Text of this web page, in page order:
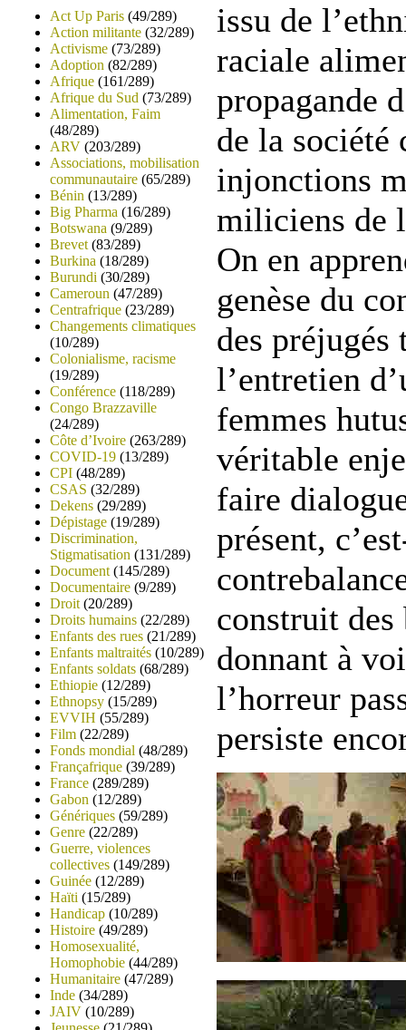
Act Up Paris (49/289)
Action militante (32/289)
Activisme (73/289)
Adoption (82/289)
Afrique (161/289)
Afrique du Sud (73/289)
Alimentation, Faim
(48/289)
ARV (203/289)
Associations, mobilisation
communautaire (65/289)
Bénin (13/289)
Big Pharma (16/289)
Botswana (9/289)
Brevet (83/289)
Burkina (18/289)
Burundi (30/289)
Cameroun (47/289)
Centrafrique (23/289)
Changements climatiques
(10/289)
Colonialisme, racisme
(19/289)
Conférence (118/289)
Congo Brazzaville
(24/289)
Côte d’Ivoire (263/289)
COVID-19 (13/289)
CPI (48/289)
CSAS (32/289)
Dekens (29/289)
Dépistage (19/289)
Discrimination,
Stigmatisation (131/289)
Document (145/289)
Documentaire (9/289)
Droit (20/289)
Droits humains (22/289)
Enfants des rues (21/289)
Enfants maltraités (10/289)
Enfants soldats (68/289)
Ethiopie (12/289)
Ethnopsy (15/289)
EVVIH (55/289)
Film (22/289)
Fonds mondial (48/289)
Françafrique (39/289)
France (289/289)
Gabon (12/289)
Génériques (59/289)
Genre (22/289)
Guerre, violences
collectives (149/289)
Guinée (12/289)
Haïti (15/289)
Handicap (10/289)
Histoire (49/289)
Homosexualité,
Homophobie (44/289)
Humanitaire (47/289)
Inde (34/289)
JAIV (10/289)
issu de
raciale
propagande
de la
injonctions
miliciens de
On en
genèse du
des préjugés
l’entretien
femmes
véritable
faire
présent,
construit des
donnant à
l’horreur
persiste